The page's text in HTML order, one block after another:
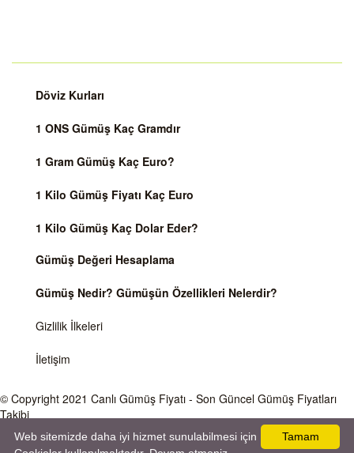
Döviz Kurları
1 ONS Gümüş Kaç Gramdır
1 Gram Gümüş Kaç Euro?
1 Kilo Gümüş Fiyatı Kaç Euro
1 Kilo Gümüş Kaç Dolar Eder?
Gümüş Değeri Hesaplama
Gümüş Nedir? Gümüşün Özellikleri Nelerdir?
Gizlilik İlkeleri
İletişim
© Copyright 2021 Canlı Gümüş Fiyatı - Son Güncel Gümüş Fiyatları
Takibi
Önemli Uyarı
Gümüş fiyatları ve Döviz Kurları, Dünya piyasalarında işlem gören ve anlık değişen
Tamam
Web sitemizde daha iyi hizmet sunulabilmesi için